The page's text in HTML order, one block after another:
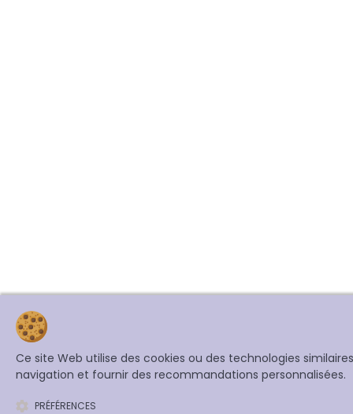
Ce site Web utilise des cookies ou des technologies
navigation et fournir des recommandations personnalisées.
PRÉFÉRENCES